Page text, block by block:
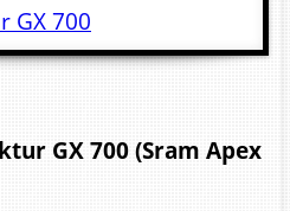
GX 700 (Sram Apex